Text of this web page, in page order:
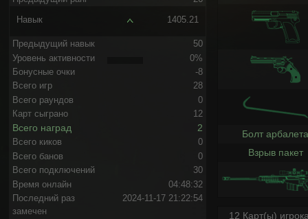
Навык 1405.21
Предыдущий навык
50
Уровень активности
0%
Бонусные очки
-8
Всего игр
28
Всего раундов
0
Карт сыграно
12
Всего наград 2
Всего киков
0
Всего банов
0
Всего подключений
30
Время онлайн
04:48:32
Последний раз
замечен
2024-11-17 21:22:54
Болт
Взрыв пакет
12 Карт(ы)